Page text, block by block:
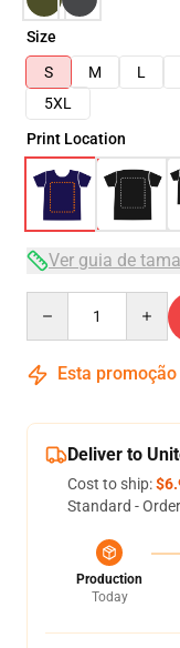
Size
S
M L
5XL
Print Location
Ver guia de
Esta
Deliver to
Cost to ship:
Standard -
Production
Today